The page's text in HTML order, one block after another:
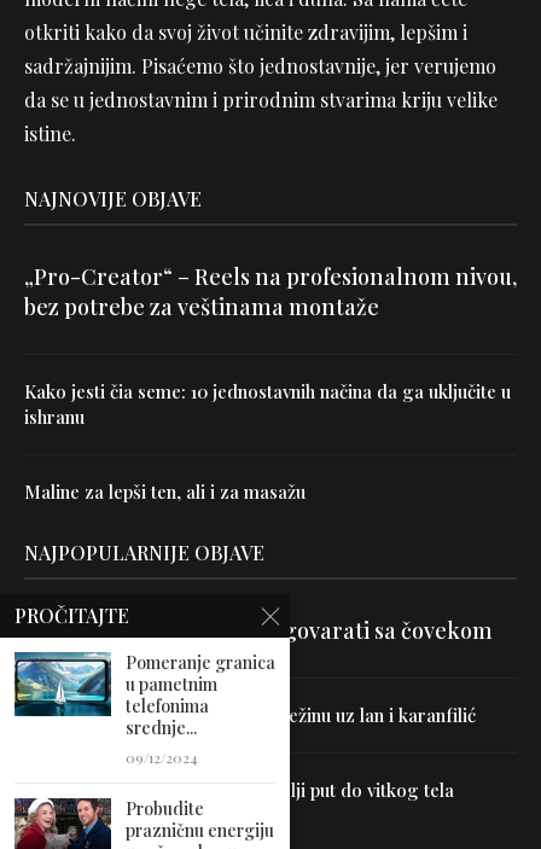
otkriti kako da svoj život učinite zdravijim, lepšim i
sadržajnijim. Pisaćemo što jednostavnije, jer verujemo
da se u jednostavnim i prirodnim stvarima kriju velike
istine.
NAJNOVIJE OBJAVE
„Pro-Creator“ – Reels na profesionalnom nivou,
bez potrebe za veštinama montaže
Kako jesti čia seme: 10 jednostavnih načina da ga uključite u
ishranu
Maline za lepši ten, ali i za masažu
NAJPOPULARNIJE OBJAVE
Velika je veština znati razgovarati sa čovekom
Uništite parazite i normalizujte težinu uz lan i karanfilić
Dr Hajder: Akupunktura je najbolji put do vitkog tela
PROČITAJTE
Pomeranje granica
u pametnim
telefonima
srednje...
09/12/2024
Probudite
prazničnu energiju